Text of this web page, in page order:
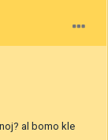
al bomo kle